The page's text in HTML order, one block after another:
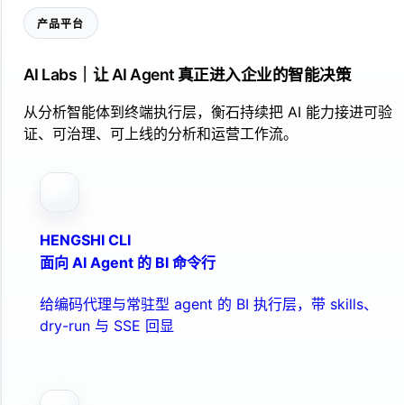
产品平台
AI Labs｜让 AI Agent 真正进入企业的智能决策
从分析智能体到终端执行层，衡石持续把 AI 能力接进可验
证、可治理、可上线的分析和运营工作流。
HENGSHI CLI
面向 AI Agent 的 BI 命令行
给编码代理与常驻型 agent 的 BI 执行层，带 skills、
dry-run 与 SSE 回显